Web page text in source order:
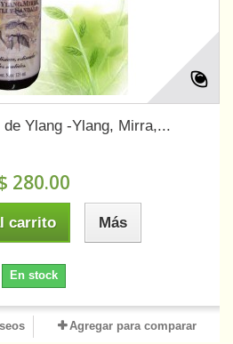
Ylang -Ylang, Mirra,...
280.00
carrito Más
En stock
Agregar para comparar